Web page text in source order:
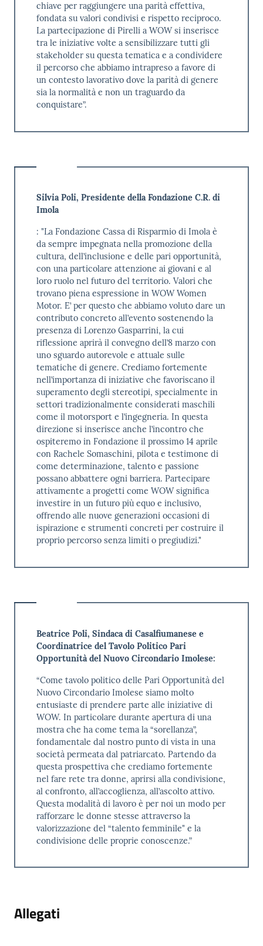
chiave per raggiungere una parità effettiva,
fondata su valori condivisi e rispetto reciproco.
La partecipazione di Pirelli a WOW si inserisce
tra le iniziative volte a sensibilizzare tutti gli
stakeholder su questa tematica e a condividere
il percorso che abbiamo intrapreso a favore di
un contesto lavorativo dove la parità di genere
sia la normalità e non un traguardo da
conquistare”.
Silvia Poli, Presidente della Fondazione C.R. di
Imola
: "La Fondazione Cassa di Risparmio di Imola è
da sempre impegnata nella promozione della
cultura, dell’inclusione e delle pari opportunità,
con una particolare attenzione ai giovani e al
loro ruolo nel futuro del territorio. Valori che
trovano piena espressione in WOW Women
Motor. E’ per questo che abbiamo voluto dare un
contributo concreto all’evento sostenendo la
presenza di Lorenzo Gasparrini, la cui
riflessione aprirà il convegno dell’8 marzo con
uno sguardo autorevole e attuale sulle
tematiche di genere. Crediamo fortemente
nell’importanza di iniziative che favoriscano il
superamento degli stereotipi, specialmente in
settori tradizionalmente considerati maschili
come il motorsport e l’ingegneria. In questa
direzione si inserisce anche l’incontro che
ospiteremo in Fondazione il prossimo 14 aprile
con Rachele Somaschini, pilota e testimone di
come determinazione, talento e passione
possano abbattere ogni barriera. Partecipare
attivamente a progetti come WOW significa
investire in un futuro più equo e inclusivo,
offrendo alle nuove generazioni occasioni di
ispirazione e strumenti concreti per costruire il
proprio percorso senza limiti o pregiudizi."
Beatrice Poli, Sindaca di Casalfiumanese e
Coordinatrice del Tavolo Politico Pari
Opportunità del Nuovo Circondario Imolese:
“Come tavolo politico delle Pari Opportunità del
Nuovo Circondario Imolese siamo molto
entusiaste di prendere parte alle iniziative di
WOW. In particolare durante apertura di una
mostra che ha come tema la “sorellanza”,
fondamentale dal nostro punto di vista in una
società permeata dal patriarcato. Partendo da
questa prospettiva che crediamo fortemente
nel fare rete tra donne, aprirsi alla condivisione,
al confronto, all’accoglienza, all’ascolto attivo.
Questa modalità di lavoro è per noi un modo per
rafforzare le donne stesse attraverso la
valorizzazione del “talento femminile" e la
condivisione delle proprie conoscenze.”
Allegati